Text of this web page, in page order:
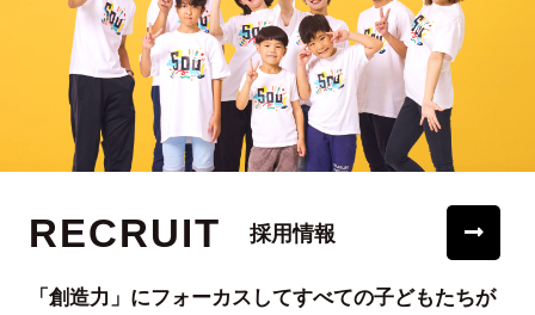
RECRUIT 採用情報
「創造力」にフォーカスしてすべての子どもたちが